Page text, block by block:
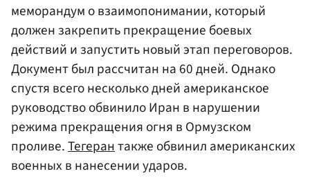
меморандум о взаимопонимании, который
должен закрепить прекращение боевых
действий и запустить новый этап переговоров.
Документ был рассчитан на 60 дней. Однако
спустя всего несколько дней американское
руководство обвинило Иран в нарушении
режима прекращения огня в Ормузском
проливе.Тегерантакже обвинил американских
военных в нанесении ударов.